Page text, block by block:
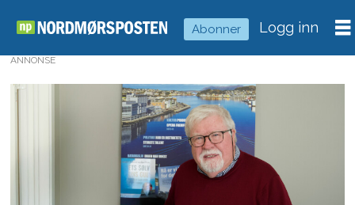
Abonner Logg inn
ANNONSE